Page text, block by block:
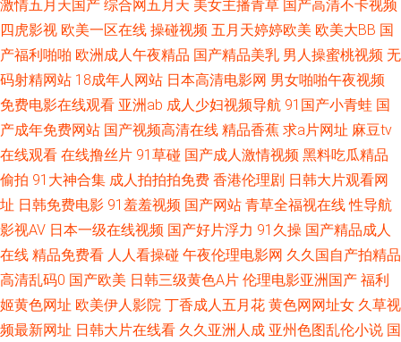
品亚洲综合一区 秋霞a级 在线韩国 国产乱轮视频 欧美野外伦姧在线观看 亚
洲午夜成激人 橙子视频app下载 美女极度 婷婷六月天 99精品国产99久 极品
白丝网站 色中色AV导航 91大神大战高跟丝袜 国产性吧在线手机观看 日本视
频免费在线播放 中文字幕一二区二三区 国产女人成人精品视频 人人web 在
线观看视频福利国产 国产中文字幕探花 日本中文字幕永久在线 在线成人 国
产高潮免费 欧美老妇人xxxx 亚洲人妻日韩欧洲三区中文字幕 福利社免费体
验黄 女生隐私屁 亚洲国产中 成人视频免费网址 嗯灬啊灬把腿张开 香蕉伊擦
擦449 ts人妖视频 精品一区二区视 天天看天 99超碰人人草 精品+在线播放
激情五月天国产 综合网五月天 美女主播青草 国产高清不卡视频
四虎影视 欧美一区在线 操碰视频 五月天婷婷欧美 欧美大BB 国
产福利啪啪 欧洲成人午夜精品 国产精品美乳 男人操蜜桃视频 无
码射精网站 18成年人网站 日本高清电影网 男女啪啪午夜视频
免费电影在线观看 亚洲ab 成人少妇视频导航 91国产小青蛙 国
产成年免费网站 国产视频高清在线 精品香蕉 求a片网址 麻豆tv
在线观看 在线撸丝片 91草碰 国产成人激情视频 黑料吃瓜精品
偷拍 91大神合集 成人拍拍拍免费 香港伦理剧 日韩大片观看网
址 日韩免费电影 91羞羞视频 国产网站 青草全福视在线 性导航
影视AV 日本一级在线视频 国产好片浮力 91久操 国产精品成人
在线 精品免费看 人人看操碰 午夜伦理电影网 久久国自产拍精品
高清乱码0 国产欧美 日韩三级黄色A片 伦理电影亚洲国产 福利
姬黄色网址 欧美伊人影院 丁香成人五月花 黄色网网址女 久草视
频最新网址 日韩大片在线看 久久亚洲人成 亚州色图乱伦小说 国